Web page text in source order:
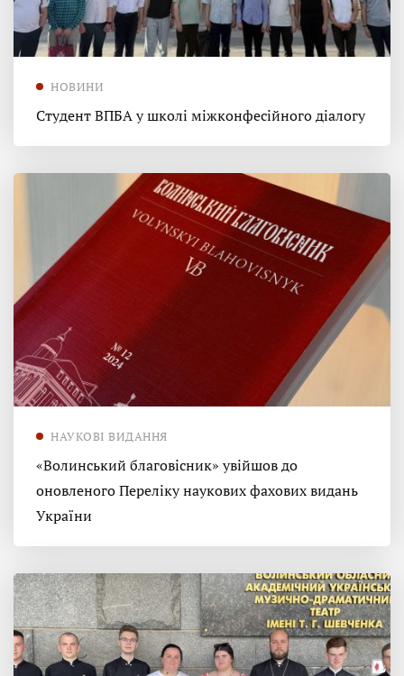
НОВИНИ
Студент ВПБА у школі міжконфесійного діалогу
НАУКОВІ ВИДАННЯ
«Волинський благовісник» увійшов до
оновленого Переліку наукових фахових видань
України